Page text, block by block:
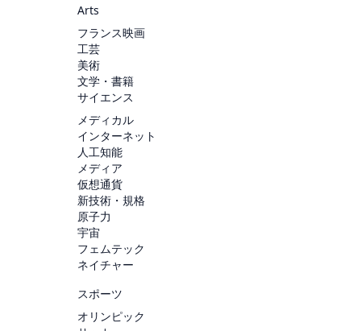
Arts
フランス映画
工芸
美術
文学・書籍
サイエンス
メディカル
インターネット
人工知能
メディア
仮想通貨
新技術・規格
原子力
宇宙
フェムテック
ネイチャー
スポーツ
オリンピック